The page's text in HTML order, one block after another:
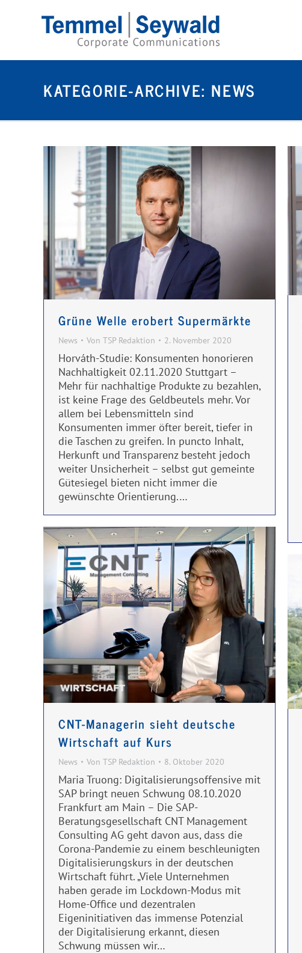
KATEGORIE-ARCHIVE: NEWS
Grüne Welle erobert Supermärkte
News Von TSP Redaktion 2. November 2020
Horváth-Studie: Konsumenten honorieren
Nachhaltigkeit 02.11.2020 Stuttgart –
Mehr für nachhaltige Produkte zu bezahlen,
ist keine Frage des Geldbeutels mehr. Vor
allem bei Lebensmitteln sind
Konsumenten immer öfter bereit, tiefer in
die Taschen zu greifen. In puncto Inhalt,
Herkunft und Transparenz besteht jedoch
weiter Unsicherheit – selbst gut gemeinte
Gütesiegel bieten nicht immer die
gewünschte Orientierung.…
CNT-Managerin sieht deutsche
Wirtschaft auf Kurs
News Von TSP Redaktion 8. Oktober 2020
Maria Truong: Digitalisierungsoffensive mit
SAP bringt neuen Schwung 08.10.2020
Frankfurt am Main – Die SAP-
Beratungsgesellschaft CNT Management
Consulting AG geht davon aus, dass die
Corona-Pandemie zu einem beschleunigten
Digitalisierungskurs in der deutschen
Wirtschaft führt. „Viele Unternehmen
haben gerade im Lockdown-Modus mit
Home-Office und dezentralen
Eigeninitiativen das immense Potenzial
der Digitalisierung erkannt, diesen
Schwung müssen wir…